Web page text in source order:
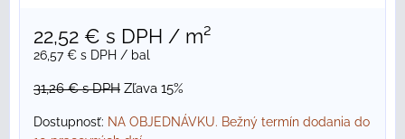
22,52 € s DPH / m²
26,57 € s DPH / bal
31,26 €s DPH Zľava 15%
Dostupnosť: NA OBJEDNÁVKU. Bežný termín dodania do